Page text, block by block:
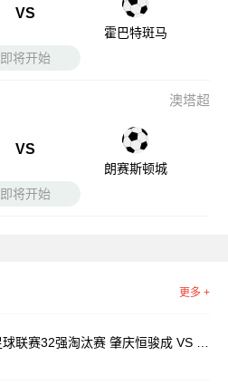
VS
霍巴特斑马
即将开始
澳塔超
VS
朗赛斯顿城
即将开始
更多 +